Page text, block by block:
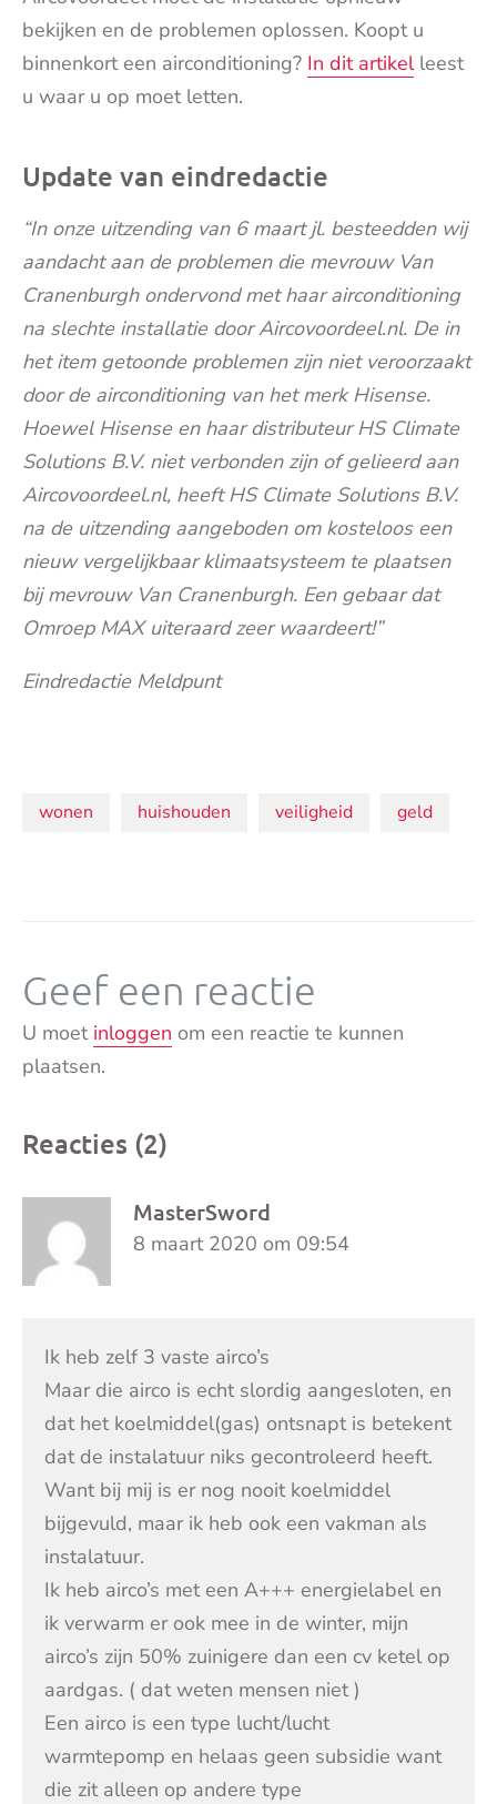
bekijken en de problemen oplossen. Koopt u
binnenkort een airconditioning? In dit artikelleest
u waar u op moet letten.
Update van eindredactie
“In onze uitzending van 6 maart jl. besteedden wij
aandacht aan de problemen die mevrouw Van
Cranenburgh ondervond met haar airconditioning
na slechte installatie door Aircovoordeel.nl. De in
het item getoonde problemen zijn niet veroorzaakt
door de airconditioning van het merk Hisense.
Hoewel Hisense en haar distributeur HS Climate
Solutions B.V. niet verbonden zijn of gelieerd aan
Aircovoordeel.nl, heeft HS Climate Solutions B.V.
na de uitzending aangeboden om kosteloos een
nieuw vergelijkbaar klimaatsysteem te plaatsen
bij mevrouw Van Cranenburgh. Een gebaar dat
Omroep MAX uiteraard zeer waardeert!”
Eindredactie Meldpunt
Onderwerpen:
wonen huishouden veiligheid geld
Geef een reactie
U moet inloggen om een reactie te kunnen
plaatsen.
Reacties (2)
MasterSword
8 maart 2020 om 09:54
Ik heb zelf 3 vaste airco’s
Maar die airco is echt slordig aangesloten, en
dat het koelmiddel(gas) ontsnapt is betekent
dat de instalatuur niks gecontroleerd heeft.
Want bij mij is er nog nooit koelmiddel
bijgevuld, maar ik heb ook een vakman als
instalatuur.
Ik heb airco’s met een A+++ energielabel en
ik verwarm er ook mee in de winter, mijn
airco’s zijn 50% zuinigere dan een cv ketel op
aardgas. ( dat weten mensen niet )
Een airco is een type lucht/lucht
warmtepomp en helaas geen subsidie want
die zit alleen op andere type